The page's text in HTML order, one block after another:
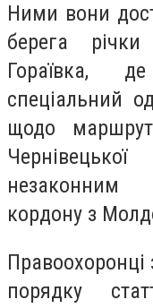
Ними вони
берега
Гораївка,
спеціальний
щодо
незаконним
кордону з
Правоохоронці
порядку